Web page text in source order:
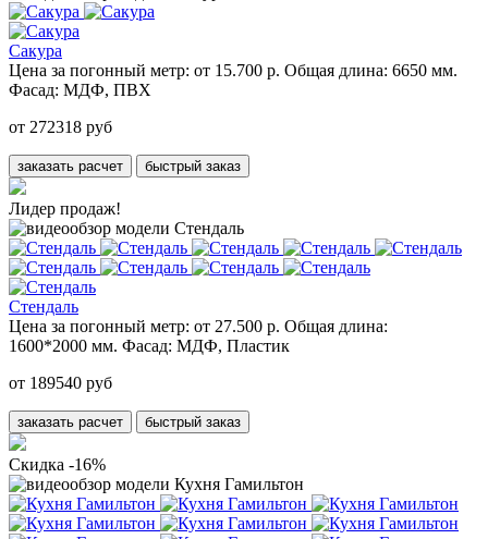
Сакура
Цена за погонный метр: от 15.700 р. Общая длина: 6650 мм.
Фасад: МДФ, ПВХ
от 272318 руб
заказать расчет быстрый заказ
Лидер продаж!
Стендаль
Цена за погонный метр: от 27.500 р. Общая длина:
1600*2000 мм. Фасад: МДФ, Пластик
от 189540 руб
заказать расчет быстрый заказ
Скидка -16%